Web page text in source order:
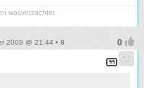
wasverzachter.
2009 @ 21:44 • 8